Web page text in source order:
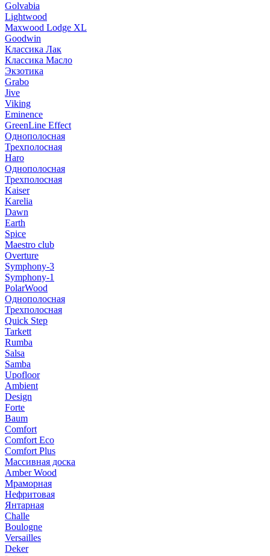
Golvabia
Lightwood
Maxwood Lodge XL
Goodwin
Классика Лак
Классика Масло
Экзотика
Grabo
Jive
Viking
Eminence
GreenLine Effect
Однополосная
Трехполосная
Haro
Однополосная
Трехполосная
Kaiser
Karelia
Dawn
Earth
Spice
Maestro club
Overture
Symphony-3
Symphony-1
PolarWood
Однополосная
Трехполосная
Quick Step
Tarkett
Rumba
Salsa
Samba
Upofloor
Ambient
Design
Forte
Baum
Comfort
Comfort Eco
Comfort Plus
Массивная доска
Amber Wood
Мраморная
Нефритовая
Янтарная
Challe
Boulogne
Versailles
Deker